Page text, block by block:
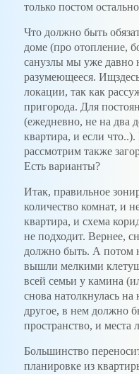
только постом
Что должно быть
доме (про отопление,
санузлы мы уже давно
разумеющееся.
локации, так как
пригорода. Для
(ежедневно, не на два
квартира, и если что..).
рассмотрим также
Есть варианты?
Итак, правильное
количество комнат, и
квартира, и схема
не подходит. Вернее,
должно быть. А потом
вышли мелкими
всей семьи у камина
снова натолкнулась
другое, в нем должно
пространство, и места
Большинство
планировке из